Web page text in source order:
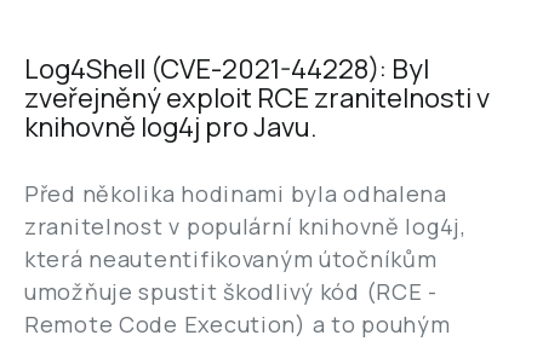
Log4Shell (CVE-2021-44228): Byl
zveřejněný exploit RCE zranitelnosti v
knihovně log4j pro Javu.
Před několika hodinami byla odhalena
zranitelnost v populární knihovně log4j,
která neautentifikovaným útočníkům
umožňuje spustit škodlivý kód (RCE -
Remote Code Execution) a to pouhým